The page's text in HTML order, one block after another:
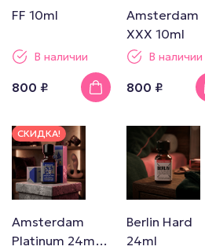
FF 10ml
В наличии
800 ₽
Amsterdam
XXX 10ml
В наличии
800 ₽
СКИДКА!
Amsterdam
Platinum 24ml
Berlin Hard
24ml